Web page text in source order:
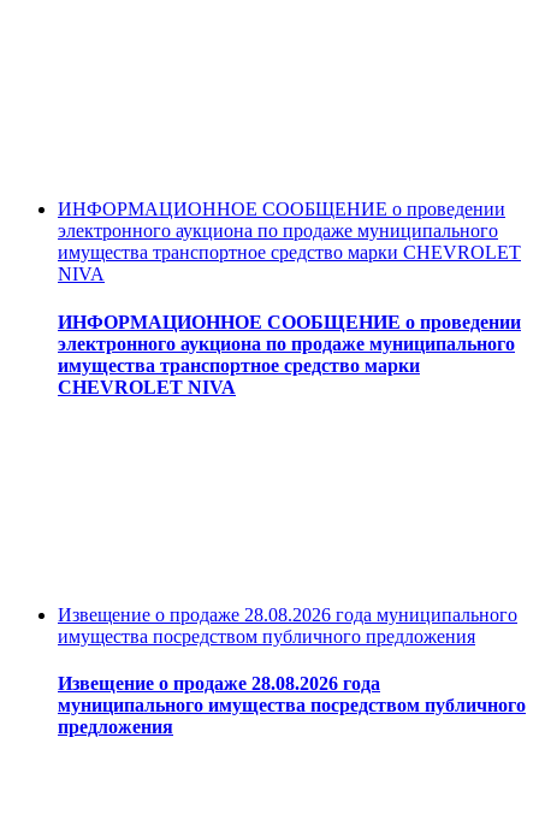
ИНФОРМАЦИОННОЕ СООБЩЕНИЕ о проведении
электронного аукциона по продаже муниципального
имущества транспортное средство марки CHEVROLET
NIVA
ИНФОРМАЦИОННОЕ СООБЩЕНИЕ о проведении
электронного аукциона по продаже муниципального
имущества транспортное средство марки
CHEVROLET NIVA
Извещение о продаже 28.08.2026 года муниципального
имущества посредством публичного предложения
Извещение о продаже 28.08.2026 года
муниципального имущества посредством публичного
предложения